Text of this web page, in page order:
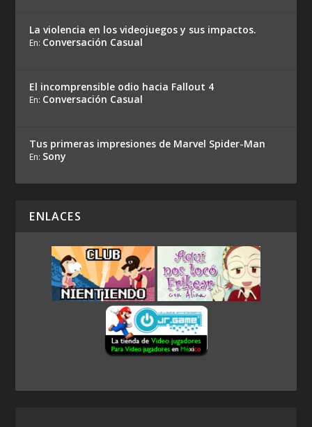
La violencia en los videojuegos y sus impactos.
En: Conversación Casual
El incomprensible odio hacia Fallout 4
En: Conversación Casual
Tus primeras impresiones de Marvel Spider-Man
En: Sony
ENLACES